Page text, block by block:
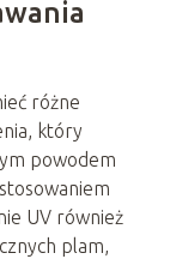
różne
który
powodem
UV również
plam,